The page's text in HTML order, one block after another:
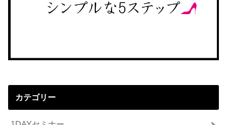
カテゴリー